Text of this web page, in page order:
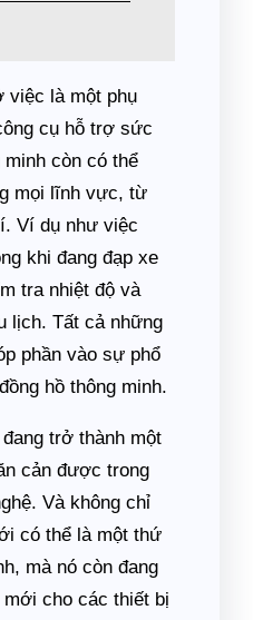
việc là một phụ
cụ hỗ trợ sức
minh còn có thể
mọi lĩnh vực, từ
Ví dụ như việc
khi đang đạp xe
tra nhiệt độ và
lịch. Tất cả những
phần vào sự phổ
hồ thông minh.
trở thành một
cản được trong
Và không chỉ
có thể là một thứ
mà nó còn đang
cho các thiết bị